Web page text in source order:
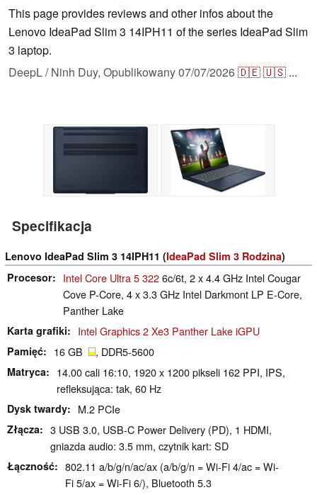
This page provides reviews and other infos about the
Lenovo IdeaPad Slim 3 14IPH11 of the series IdeaPad Slim
3 laptop.
DeepL / Ninh Duy, Opublikowany07/07/2026🇩🇪🇺🇸 ...
Specifikacja
Lenovo IdeaPad Slim 3 14IPH11 (IdeaPad Slim 3 Rodzina)
Procesor
Intel Core Ultra 5 3226c/6t, 2 x 4.4 GHz Intel Cougar
Cove P-Core, 4 x 3.3 GHz Intel Darkmont LP E-Core,
Panther Lake
Karta grafiki Intel Graphics 2 Xe3 Panther Lake iGPU
Pamięć 16 GB , DDR5-5600
Matryca
14.00 cali 16:10, 1920 x 1200 pikseli 162 PPI, IPS,
refleksująca: tak, 60 Hz
Dysk twardy M.2 PCIe
Złącza
3 USB 3.0, USB-C Power Delivery (PD), 1 HDMI,
gniazda audio: 3.5 mm, czytnik kart: SD
Łączność
802.11 a/b/g/n/ac/ax (a/b/g/n = Wi-Fi 4/ac = Wi-
Fi 5/ax = Wi-Fi 6/), Bluetooth 5.3